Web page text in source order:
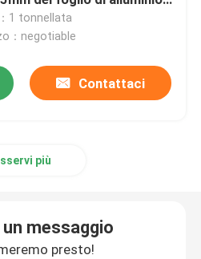
scambiatore di calore
1 tonnellata
：negotiable
Contattaci
più
messaggio
presto!